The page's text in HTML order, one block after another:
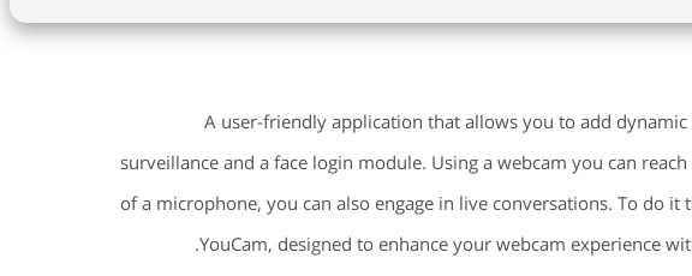
A user-friendly application that allows you to add
surveillance and a face login module. Using a webcam you can
of a microphone, you can also engage in live conversations. To do
YouCam, designed to enhance your webcam experience